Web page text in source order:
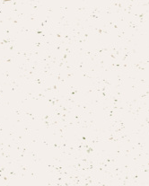
L型
S型
W型